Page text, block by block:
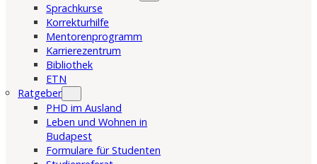
Sprachkurse
Korrekturhilfe
Mentorenprogramm
Karrierezentrum
Bibliothek
ETN
Ratgeber
PHD im Ausland
Leben und Wohnen in
Budapest
Formulare für Studenten